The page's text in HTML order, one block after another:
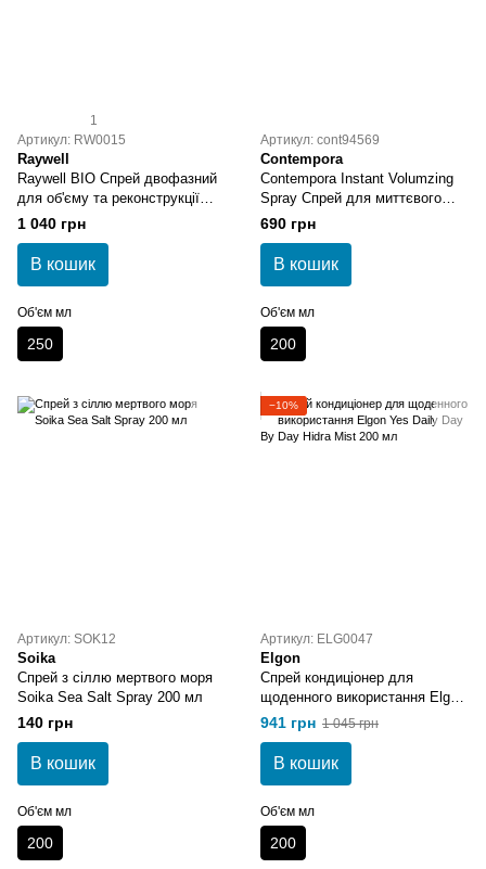
1
Артикул: RW0015
Raywell
Raywell BIO Спрей двофазний
для об'єму та реконструкції
250 мл
1 040 грн
В кошик
Об'єм мл
250
Артикул: cont94569
Contempora
Contempora Instant Volumzing
Spray Спрей для миттєвого
об'єму з маслом обліпихи і
огірковим маслом 200 мл
690 грн
В кошик
Об'єм мл
200
Артикул: SOK12
Soika
Спрей з сіллю мертвого моря
Soika Sea Salt Spray 200 мл
140 грн
В кошик
Об'єм мл
200
−10%
Артикул: ELG0047
Elgon
Спрей кондиціонер для
щоденного використання Elgon
Yes Daily Day By Day Hidra Mist
200 мл
941 грн 1 045 грн
В кошик
Об'єм мл
200